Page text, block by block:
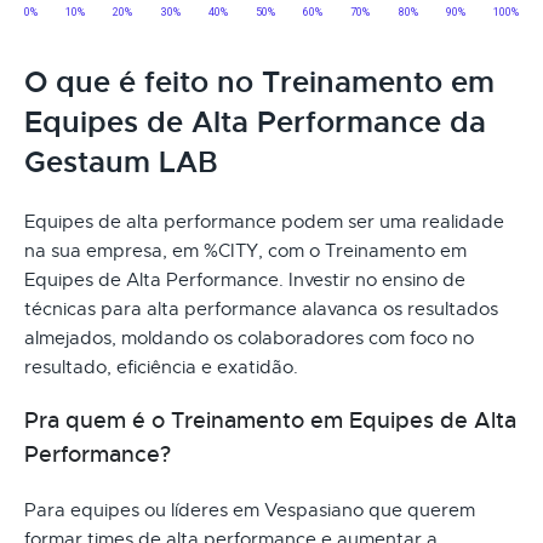
O que é feito no Treinamento em
Equipes de Alta Performance da
Gestaum LAB
Equipes de alta performance podem ser uma realidade
na sua empresa, em %CITY, com o Treinamento em
Equipes de Alta Performance. Investir no ensino de
técnicas para alta performance alavanca os resultados
almejados, moldando os colaboradores com foco no
resultado, eficiência e exatidão.
Pra quem é o Treinamento em Equipes de Alta
Performance?
Para equipes ou líderes em Vespasiano que querem